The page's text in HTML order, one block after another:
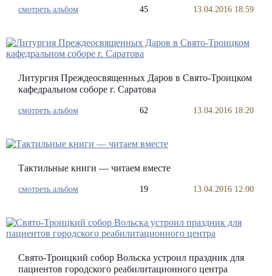
смотреть альбом 45 13.04.2016 18:59
Литургия Преждеосвященных Даров в Свято-Троицком
кафедральном соборе г. Саратова
смотреть альбом 62 13.04.2016 18:20
Тактильные книги — читаем вместе
смотреть альбом 19 13.04.2016 12:00
Свято-Троицкий собор Вольска устроил праздник для
пациентов городского реабилитационного центра